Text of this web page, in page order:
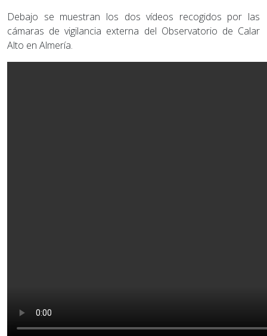
Debajo se muestran los dos vídeos recogidos por las
cámaras de vigilancia externa del Observatorio de Calar
Alto en Almería.